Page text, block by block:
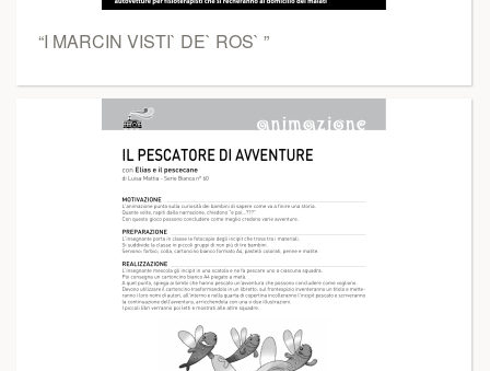
“I MARCIN VISTI` DE` ROS` ”